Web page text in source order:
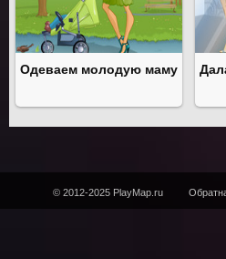
Одеваем молодую маму
© 2012-2025 PlayMap.ru